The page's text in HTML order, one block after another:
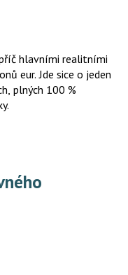
hlavními realitními
eur. Jde sice o jeden
plných 100 %